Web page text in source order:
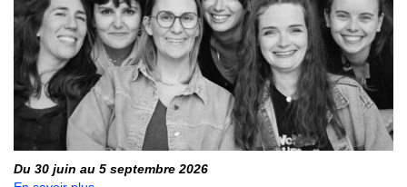
Du 30 juin au 5 septembre 2026